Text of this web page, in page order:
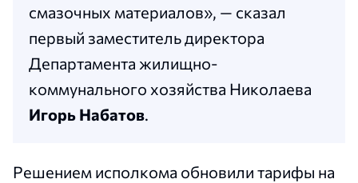
смазочных материалов», — сказал
первый заместитель директора
Департамента жилищно-
коммунального хозяйства Николаева
Игорь Набатов.
Решением исполкома обновили тарифы на